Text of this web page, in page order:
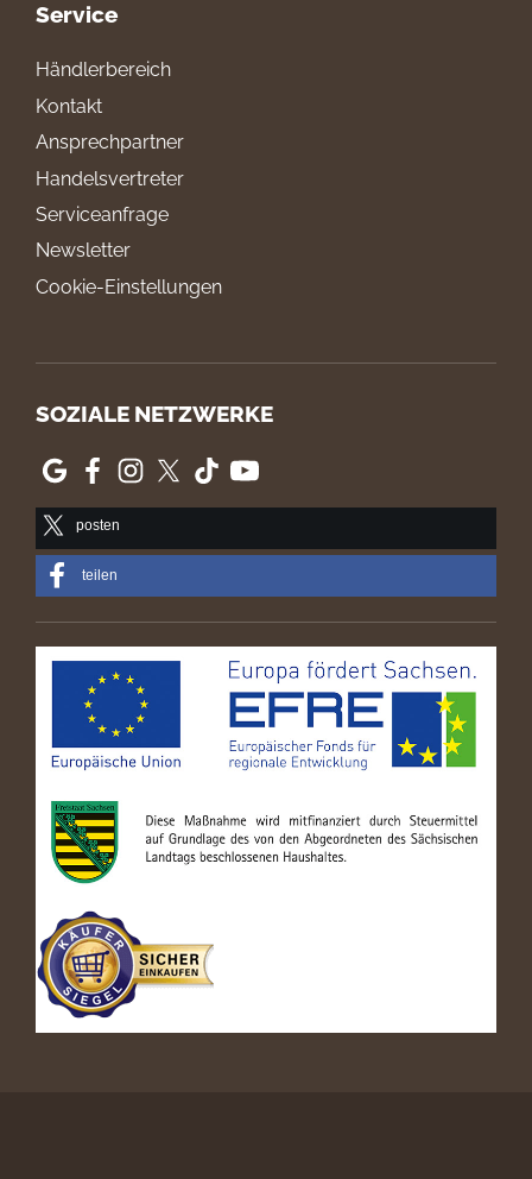
Service
Händlerbereich
Kontakt
Ansprechpartner
Handelsvertreter
Serviceanfrage
Newsletter
Cookie-Einstellungen
SOZIALE NETZWERKE
posten
teilen